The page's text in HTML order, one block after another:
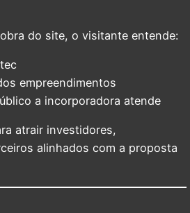
do site, o visitante entende:
empreendimentos
a incorporadora atende
atrair investidores,
alinhados com a proposta